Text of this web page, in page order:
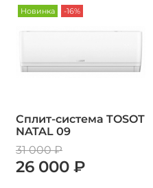
Новинка -16%
Сплит-система TOSOT
NATAL 09
31 000 ₽
26 000 ₽